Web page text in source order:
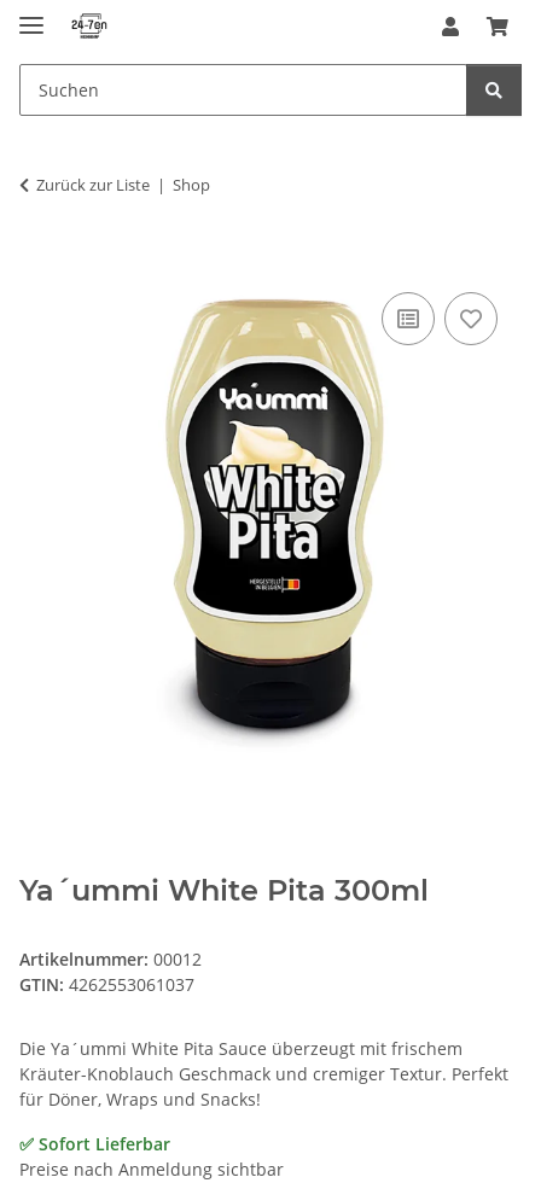
Zurück zur Liste Shop
Ya´ummi White Pita 300ml
Artikelnummer: 00012
GTIN: 4262553061037
Die Ya´ummi White Pita Sauce überzeugt mit frischem
Kräuter-Knoblauch Geschmack und cremiger Textur. Perfekt
für Döner, Wraps und Snacks!
✅ Sofort Lieferbar
Preise nach Anmeldung sichtbar